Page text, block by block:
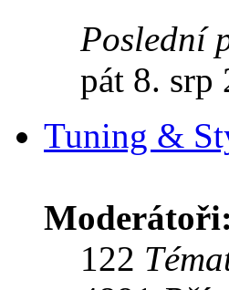
Poslední
pát 8. srp
Tuning &
Moderátoři:
122